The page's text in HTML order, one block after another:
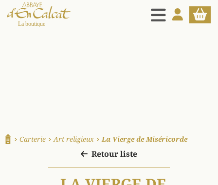
MENU
MON PANIER
Carterie Art religieux La Vierge de Miséricorde
Retour liste